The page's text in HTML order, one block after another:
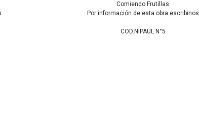
Comiendo Frutillas
Por información de esta obra escribinos
COD.NIPAUL N°5